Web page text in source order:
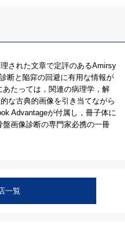
された文章で定評のあるAmirsy
断と陥穽の回避に有用な情報が
たっては，関連の病理学，解
な古典的画像を引き当てながら
Advantageが付属し，冊子体に
画像診断の専門家必携の一冊
一覧